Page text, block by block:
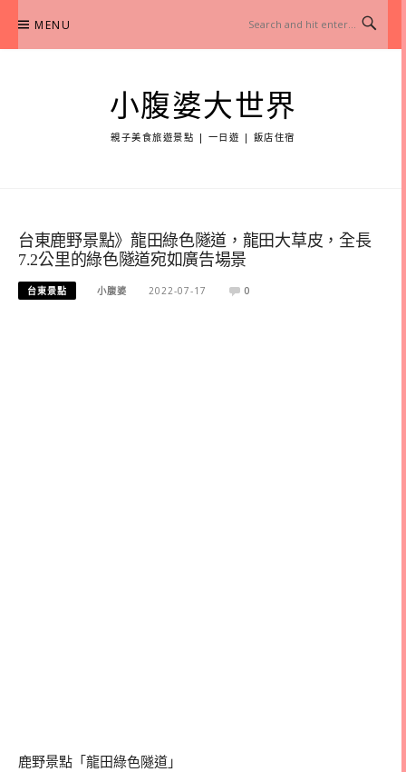
content
MENU
小腹婆大世界
親子美食旅遊景點 | 一日遊 | 飯店住宿
台東鹿野景點》龍田綠色隧道，龍田大草皮，全長
7.2公里的綠色隧道宛如廣告場景
台東景點 小腹婆 2022-07-17 0
鹿野景點「龍田綠色隧道」